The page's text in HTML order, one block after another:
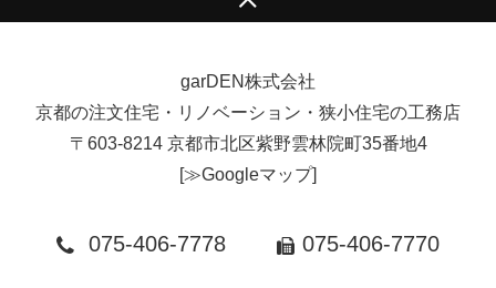
garDEN株式会社
京都の注文住宅・リノベーション・狭小住宅の工務店
〒603-8214 京都市北区紫野雲林院町35番地4
[≫Googleマップ]
075-406-7778 075-406-7770